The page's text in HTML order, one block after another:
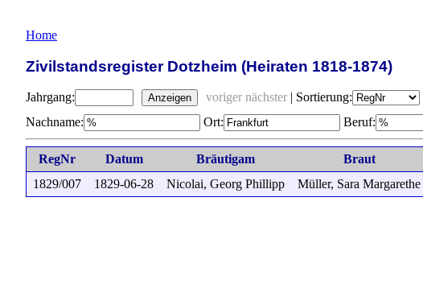
Home
Zivilstandsregister Dotzheim (Heiraten 1818-1874)
Jahrgang: Anzeigen voriger nächster | Sortierung:
Nachname: Ort: Beruf:
RegNr Datum Bräutigam Braut
1829/007
1829-06-28 Nicolai, Georg Phillipp Müller, Sara Margarethe